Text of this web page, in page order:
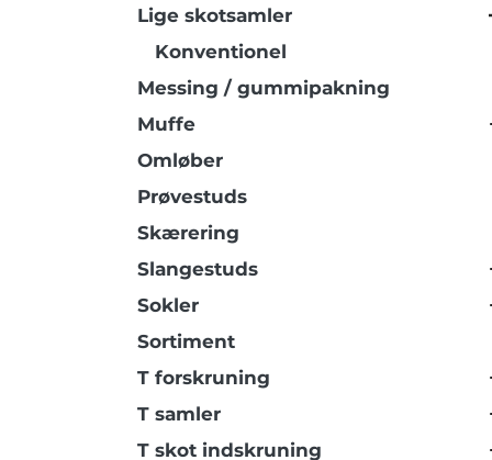
Lige skotsamler
Konventionel
Messing / gummipakning
Muffe
Omløber
Prøvestuds
Skærering
Slangestuds
Sokler
Sortiment
T forskruning
T samler
T skot indskruning